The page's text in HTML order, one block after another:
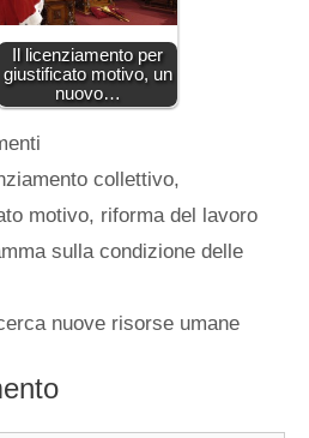
Il licenziamento per
giustificato motivo, un
nuovo…
collettivo,
motivo, riforma del lavoro
sulla condizione delle
nuove risorse umane